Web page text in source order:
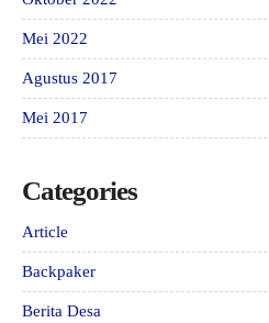
Mei 2022
Agustus 2017
Mei 2017
Categories
Article
Backpaker
Berita Desa